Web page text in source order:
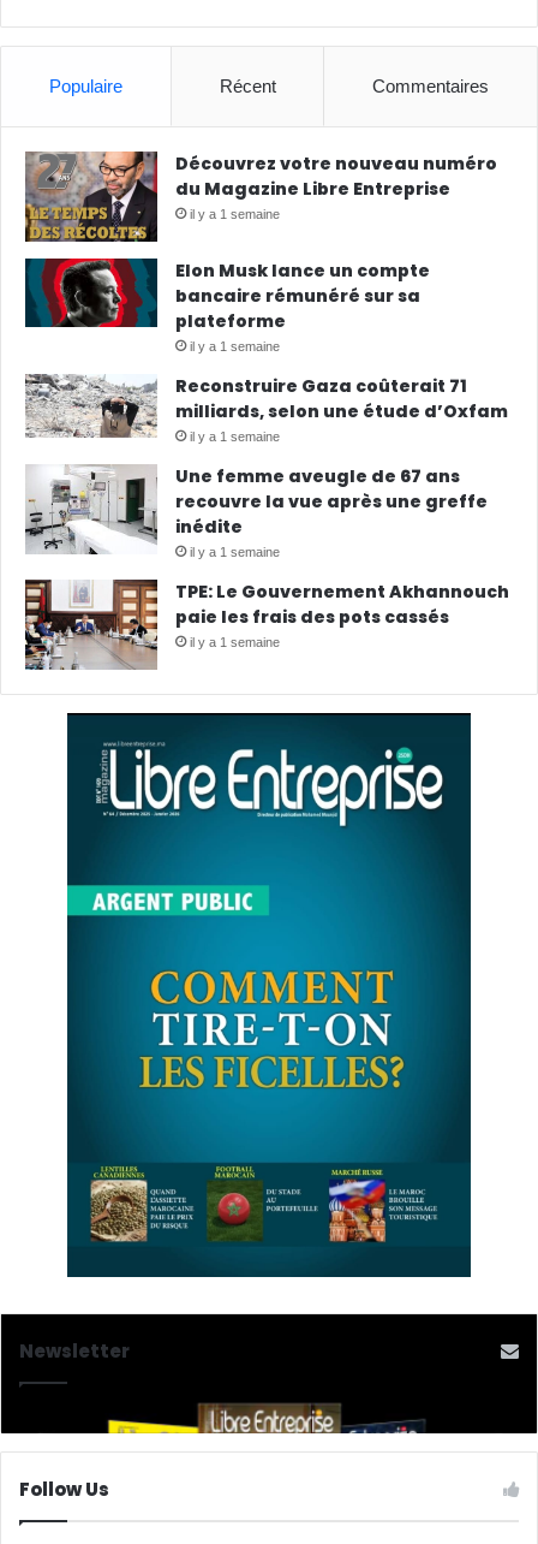
Populaire Récent Commentaires
Découvrez votre nouveau numéro
du Magazine Libre Entreprise
il y a 1 semaine
Elon Musk lance un compte
bancaire rémunéré sur sa
plateforme
il y a 1 semaine
Reconstruire Gaza coûterait 71
milliards, selon une étude d’Oxfam
il y a 1 semaine
Une femme aveugle de 67 ans
recouvre la vue après une greffe
inédite
il y a 1 semaine
TPE: Le Gouvernement Akhannouch
paie les frais des pots cassés
il y a 1 semaine
Newsletter
Follow Us